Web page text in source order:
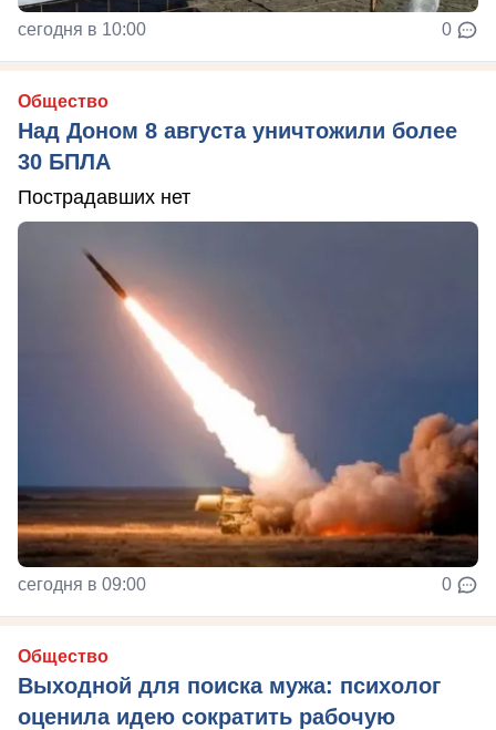
сегодня в 10:00 0
Общество
Над Доном 8 августа уничтожили более
30 БПЛА
Пострадавших нет
сегодня в 09:00 0
Общество
Выходной для поиска мужа: психолог
оценила идею сократить рабочую